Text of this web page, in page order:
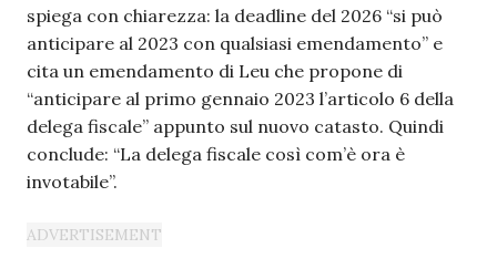
spiega con chiarezza: la deadline del 2026 “si può
anticipare al 2023 con qualsiasi emendamento” e
cita un emendamento di Leu che propone di
“anticipare al primo gennaio 2023 l’articolo 6 della
delega fiscale” appunto sul nuovo catasto. Quindi
conclude: “La delega fiscale così com’è ora è
invotabile”.